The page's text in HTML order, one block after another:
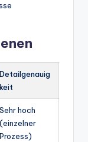
Detailgenauig
keit
Sehr hoch
(einzelner
Prozess)